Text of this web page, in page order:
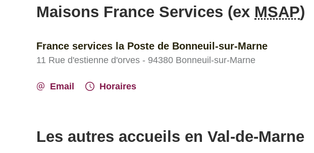
Maisons France Services (ex MSAP)
France services la Poste de Bonneuil-sur-Marne
11 Rue d'estienne d'orves - 94380 Bonneuil-sur-Marne
Email Horaires
Les autres accueils en Val-de-Marne